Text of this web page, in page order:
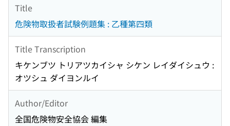
Title
危険物取扱者試験例題集 : 乙種第四類
Title Transcription
キケンブツ トリアツカイシャ シケン レイダイシュウ :
オツシュ ダイヨンルイ
Author/Editor
全国危険物安全協会 編集